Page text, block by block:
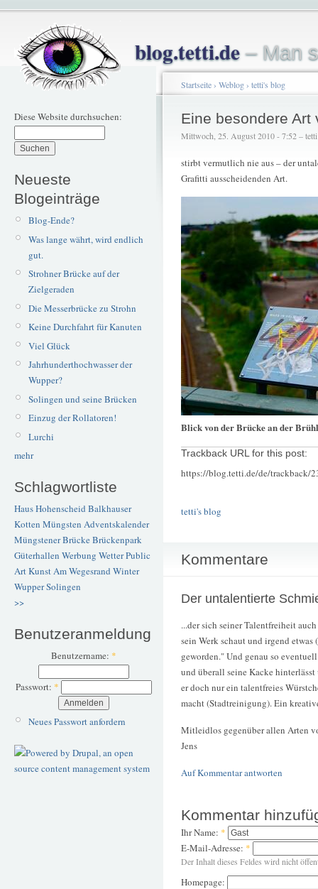
blog.tetti.de– Man
Diese Website durchsuchen:
Neueste
Blogeinträge
Blog-Ende?
Was lange währt, wird endlich
gut.
Strohner Brücke auf der
Zielgeraden
Die Messerbrücke zu Strohn
Keine Durchfahrt für Kanuten
Viel Glück
Jahrhunderthochwasser der
Wupper?
Solingen und seine Brücken
Einzug der Rollatoren!
Lurchi
mehr
Schlagwortliste
Haus Hohenscheid Balkhauser
Kotten Müngsten Adventskalender
Müngstener BrückeBrückenpark
Güterhallen Werbung WetterPublic
ArtKunstAm Wegesrand Winter
WupperSolingen
>>
Benutzeranmeldung
Benutzername: *
Passwort: *
Neues Passwort anfordern
Startseite› Weblog› tetti's blog
Eine besondere Art
Mittwoch, 25. August 2010 - 7:52 – tetti
stirbt vermutlich nie aus – der
Grafitti ausscheidenden Art.
Blick von der Brücke an der
Trackback URL for this post:
https://blog.tetti.de/de/trackback/
tetti's blog
Kommentare
Der untalentierte
...der sich seiner Talentfreiheit
sein Werk schaut und irgend
geworden." Und genau so
und überall seine Kacke
er doch nur ein talentfreies
macht (Stadtreinigung). Ein
Mitleidlos gegenüber allen Arten
Jens
Auf Kommentar antworten
Kommentar
Ihr Name: *
E-Mail-Adresse: *
Der Inhalt dieses Feldes wird nicht
Homepage: